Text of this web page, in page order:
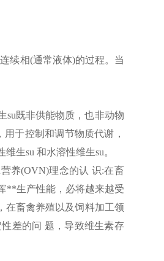
续相(通常液体)的过程。当
su既非供能物质，也非动物
于控制和调节物质代谢，
生su 和水溶性维生su。
养(OVN)理念的认 识:在畜
**生产性能，必将越来越受
在畜禽养殖以及饲料加工领
差的问 题，导致维生素存